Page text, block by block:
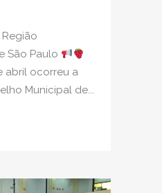
São Paulo
abril ocorreu a
Municipal de...